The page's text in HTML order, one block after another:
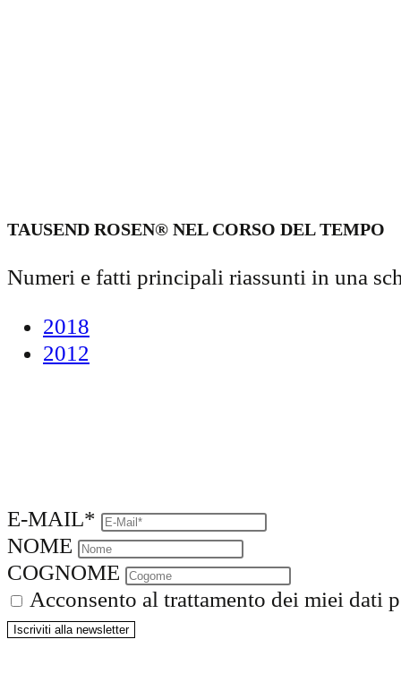
TAUSEND ROSEN® NEL CORSO DEL TEMPO
Numeri e fatti principali riassunti in una
2018
2012
E-MAIL*
NOME
COGNOME
Acconsento al trattamento dei miei
Iscriviti alla newsletter